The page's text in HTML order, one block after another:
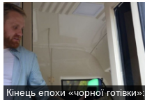
Кінець епохи «чорної готівки»: